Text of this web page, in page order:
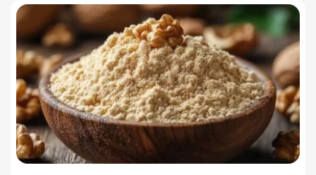
ساخت فیلم سینمایی «Game of Thrones» رسماً تأیید شد
17 مرداد 1405
آموزش گام به گام برنامه شمیم کالابرگ
17 مرداد 1405
لیست شهرهای فعال اُکالا
17 مرداد 1405